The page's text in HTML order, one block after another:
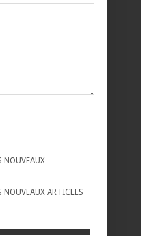
NOUVEAUX
NOUVEAUX ARTICLES